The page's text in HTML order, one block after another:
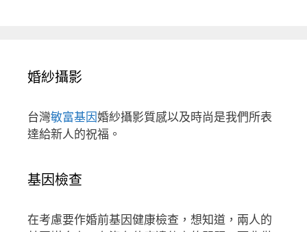
婚紗攝影
台灣敏富基因婚紗攝影質感以及時尚是我們所表
達給新人的祝福。
基因檢查
在考慮要作婚前基因健康檢查，想知道，兩人的